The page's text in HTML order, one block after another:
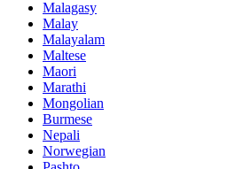
Malagasy
Malay
Malayalam
Maltese
Maori
Marathi
Mongolian
Burmese
Nepali
Norwegian